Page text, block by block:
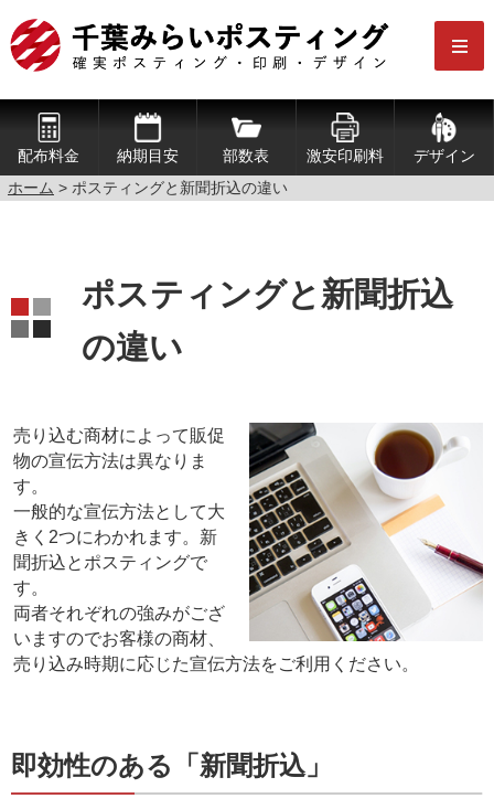
配布料金 納期目安 部数表 激安印刷料
デザイン
ホーム > ポスティングと新聞折込の違い
ポスティングと新聞折込
の違い
売り込む商材によって販促
物の宣伝方法は異なりま
す。
一般的な宣伝方法として大
きく2つにわかれます。新
聞折込とポスティングで
す。
両者それぞれの強みがござ
いますのでお客様の商材、
売り込み時期に応じた宣伝方法をご利用ください。
即効性のある「新聞折込」